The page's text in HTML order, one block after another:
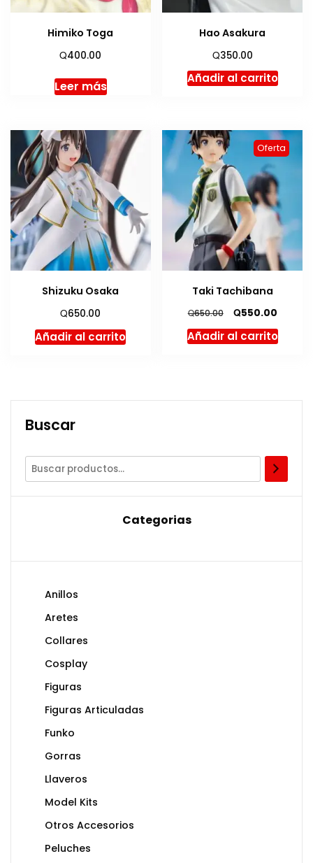
Himiko Toga
Q400.00
Leer más
Hao Asakura
Q350.00
Añadir al carrito
Shizuku Osaka
Q650.00
Añadir al carrito
Oferta
Taki Tachibana
Q650.00
precio
original
Q550.00El
precio
actual
Añadir al carrito
Buscar
Categorias
Anillos
Aretes
Collares
Cosplay
Figuras
Figuras Articuladas
Funko
Gorras
Llaveros
Model Kits
Otros Accesorios
Peluches